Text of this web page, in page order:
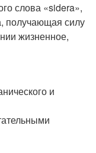
слова «sidera»,
получающая силу
жизненное,
и